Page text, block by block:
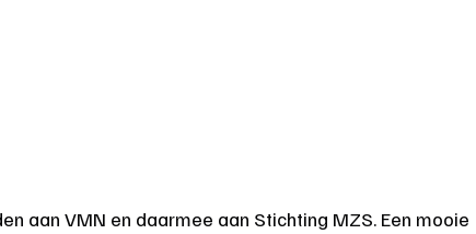
aan VMN en daarmee aan Stichting MZS. Een mooie